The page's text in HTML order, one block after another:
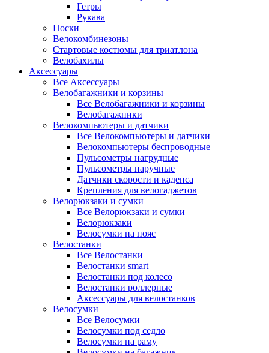
Гетры
Рукава
Носки
Велокомбинезоны
Стартовые костюмы для триатлона
Велобахилы
Аксессуары
Все Аксессуары
Велобагажники и корзины
Все Велобагажники и корзины
Велобагажники
Велокомпьютеры и датчики
Все Велокомпьютеры и датчики
Велокомпьютеры беспроводные
Пульсометры нагрудные
Пульсометры наручные
Датчики скорости и каденса
Крепления для велогаджетов
Велорюкзаки и сумки
Все Велорюкзаки и сумки
Велорюкзаки
Велосумки на пояс
Велостанки
Все Велостанки
Велостанки smart
Велостанки под колесо
Велостанки роллерные
Аксессуары для велостанков
Велосумки
Все Велосумки
Велосумки под седло
Велосумки на раму